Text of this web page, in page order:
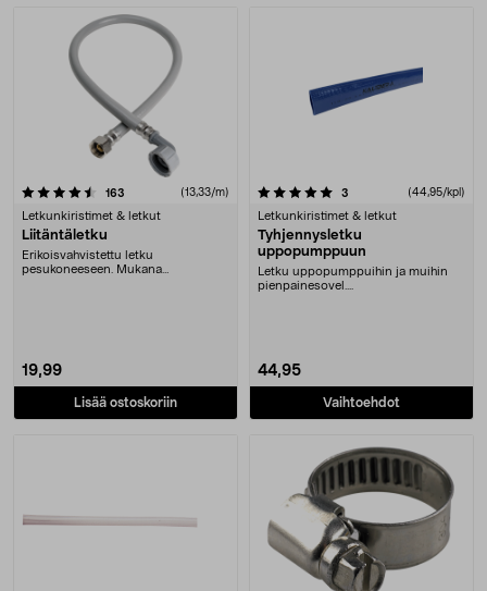
163 (13,33/m)
Letkunkiristimet & letkut
Liitäntäletku
Erikoisvahvistettu letku
pesukoneeseen. Mukana
19,99
Lisää ostoskoriin
5.0 viidestä tähdestä 3 (44,95/kpl)
Letkunkiristimet & letkut
Tyhjennysletku
uppopumppuun
Letku uppopumppuihin ja muihin
pienpainesovel....
44,95
Vaihtoehdot